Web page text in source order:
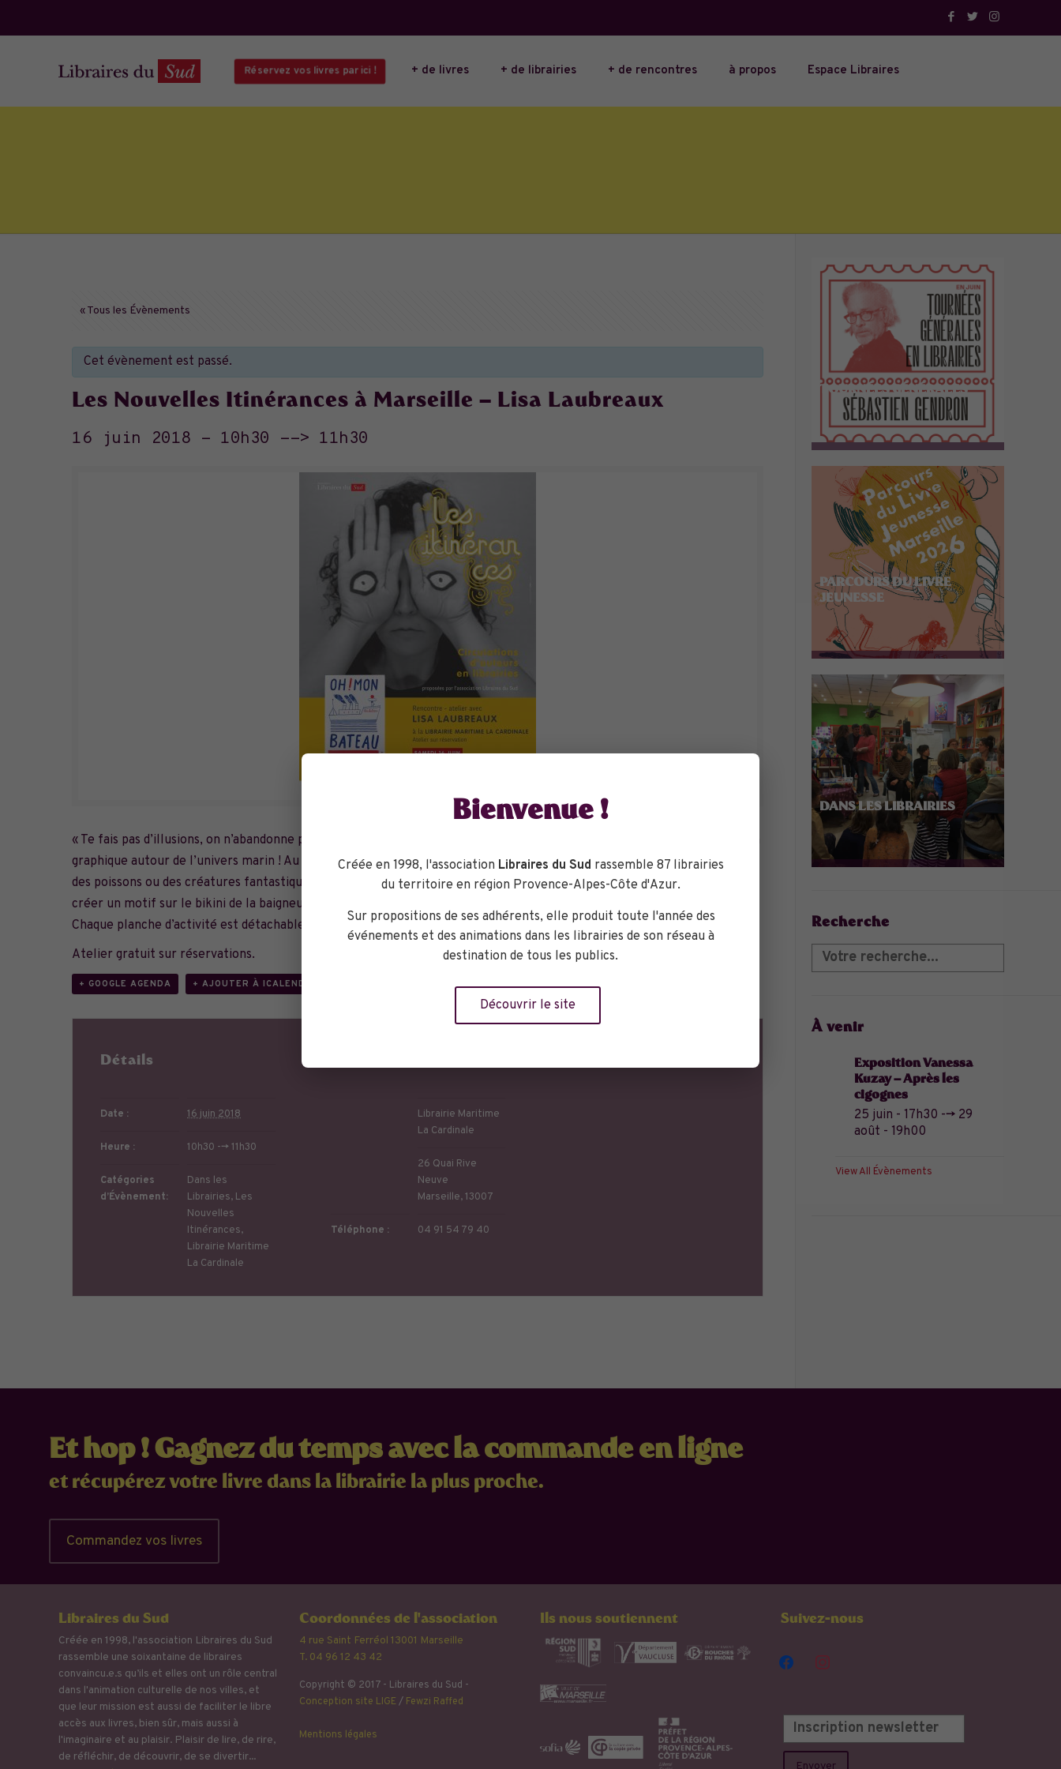
Réservez vos livres par ici ! + de livres + de librairies + de rencontres à propos Espace Libraires
« Tous les Évènements
Cet évènement est passé.
Les Nouvelles Itinérances à Marseille – Lisa Laubreaux
16 juin 2018 - 10h30 --> 11h30
« Te fais pas d’illusions, on n’abandonne pas. Pas dans ce jeu…» Voici une formidable et singulière invitation à l’expression
graphique autour de l’univers marin ! Au fil des pages de ce cahier de dessin géant, les propositions se suivent : dessiner
des poissons ou des créatures fantastiques dans le filet des pêcheurs, représenter sa famille sur des serviettes de plage,
créer un motif sur le bikini de la baigneuse ou imaginer des tatouages sur les bras d’un marin…
Chaque planche d’activité est détachable et deviens une affiche ! Pour jouer ou encore, à offrir et à envoyer…
Atelier gratuit sur réservations.
+ GOOGLE AGENDA + AJOUTER À ICALENDAR
Détails
Date : 16 juin 2018
Heure : 10h30 --> 11h30
Catégories
d’Évènement:
Dans les
Librairies, Les
Nouvelles
Itinérances,
Librairie Maritime
La Cardinale
Librairie Maritime
La Cardinale
26 Quai Rive
Neuve
Marseille, 13007
Téléphone : 04 91 54 79 40
TOURNÉES GÉNÉRALES
PARCOURS DU LIVRE
JEUNESSE
DANS LES LIBRAIRIES
Recherche
À venir
Exposition Vanessa
Kuzay – Après les
cigognes
25 juin - 17h30 --> 29
août - 19h00
View All Évènements
Et hop ! Gagnez du temps avec la commande en ligne
et récupérez votre livre dans la librairie la plus proche.
Commandez vos livres
Libraires du Sud
Créée en 1998, l'association Libraires du Sud
rassemble une soixantaine de libraires
convaincu.e.s qu’ils et elles ont un rôle central
dans l'animation culturelle de nos villes, et
que leur mission est aussi de faciliter le libre
accès aux livres, bien sûr, mais aussi à
l'imaginaire et au plaisir. Plaisir de lire, de rire,
de réfléchir, de découvrir, de se divertir...
Coordonnées de l'association
4 rue Saint Ferréol 13001 Marseille
T. 04 96 12 43 42
Copyright © 2017 - Libraires du Sud -
Conception site LIGE / Fewzi Raffed
Mentions légales
Ils nous soutiennent Suivez-nous
facebookinstagram
Bienvenue !
Créée en 1998, l'association Libraires du Sud rassemble 87 librairies
du territoire en région Provence-Alpes-Côte d'Azur.
Sur propositions de ses adhérents, elle produit toute l'année des
événements et des animations dans les librairies de son réseau à
destination de tous les publics.
Découvrir le site